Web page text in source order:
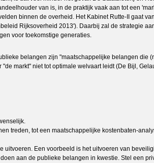
van is, in de praktijk vaak aan tot een
binnen de overheid. Het Kabinet Rutte-II gaat
Rijksoverheid 2013'). Daarbij zal de strategie
voor toekomstige generaties.
belangen zijn "maatschappelijke belangen die
markt" niet tot optimale welvaart leidt (De Bijl,
treden, tot een maatschappelijke kostenbaten-
Een voorbeeld is het uitvoeren van
aan de publieke belangen in kwestie. Stel een